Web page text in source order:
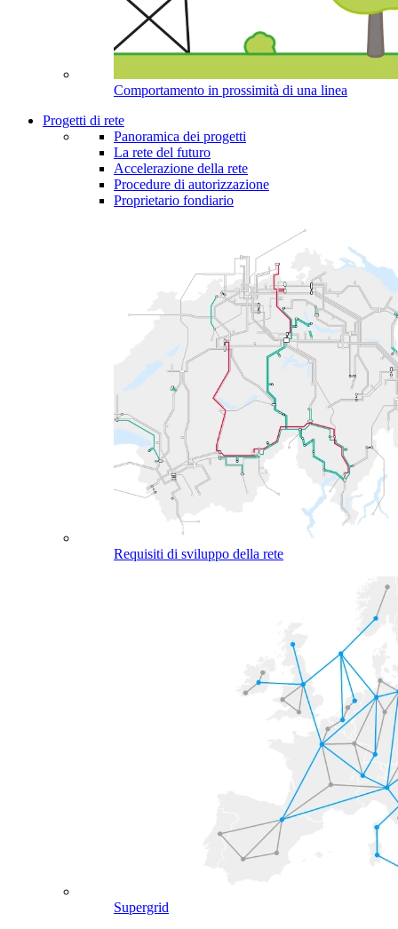
Comportamento in prossimità di una linea
Progetti di rete
Panoramica dei progetti
La rete del futuro
Accelerazione della rete
Procedure di autorizzazione
Proprietario fondiario
Requisiti di sviluppo della rete
Supergrid